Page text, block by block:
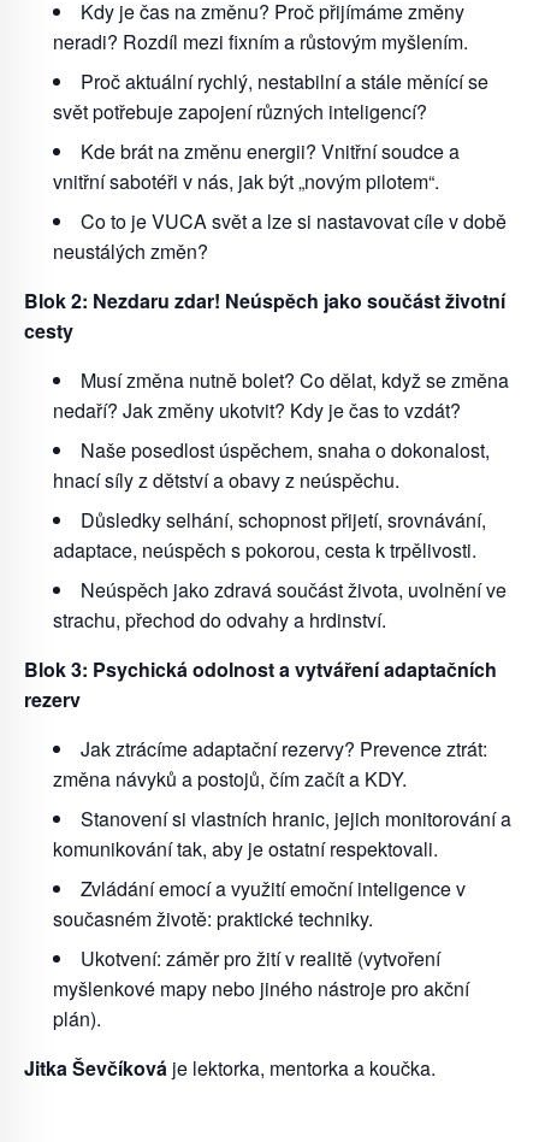
Kdy je čas na změnu? Proč přijímáme změny
neradi? Rozdíl mezi fixním a růstovým myšlením.
Proč aktuální rychlý, nestabilní a stále měnící se
svět potřebuje zapojení různých inteligencí?
Kde brát na změnu energii? Vnitřní soudce a
vnitřní sabotéři v nás, jak být „novým pilotem“.
Co to je VUCA svět a lze si nastavovat cíle v době
neustálých změn?
Blok 2: Nezdaru zdar! Neúspěch jako součást životní
cesty
Musí změna nutně bolet? Co dělat, když se změna
nedaří? Jak změny ukotvit? Kdy je čas to vzdát?
Naše posedlost úspěchem, snaha o dokonalost,
hnací síly z dětství a obavy z neúspěchu.
Důsledky selhání, schopnost přijetí, srovnávání,
adaptace, neúspěch s pokorou, cesta k trpělivosti.
Neúspěch jako zdravá součást života, uvolnění ve
strachu, přechod do odvahy a hrdinství.
Blok 3: Psychická odolnost a vytváření adaptačních
rezerv
Jak ztrácíme adaptační rezervy? Prevence ztrát:
změna návyků a postojů, čím začít a KDY.
Stanovení si vlastních hranic, jejich monitorování a
komunikování tak, aby je ostatní respektovali.
Zvládání emocí a využití emoční inteligence v
současném životě: praktické techniky.
Ukotvení: záměr pro žití v realitě (vytvoření
myšlenkové mapy nebo jiného nástroje pro akční
plán).
Jitka Ševčíková je lektorka, mentorka a koučka.